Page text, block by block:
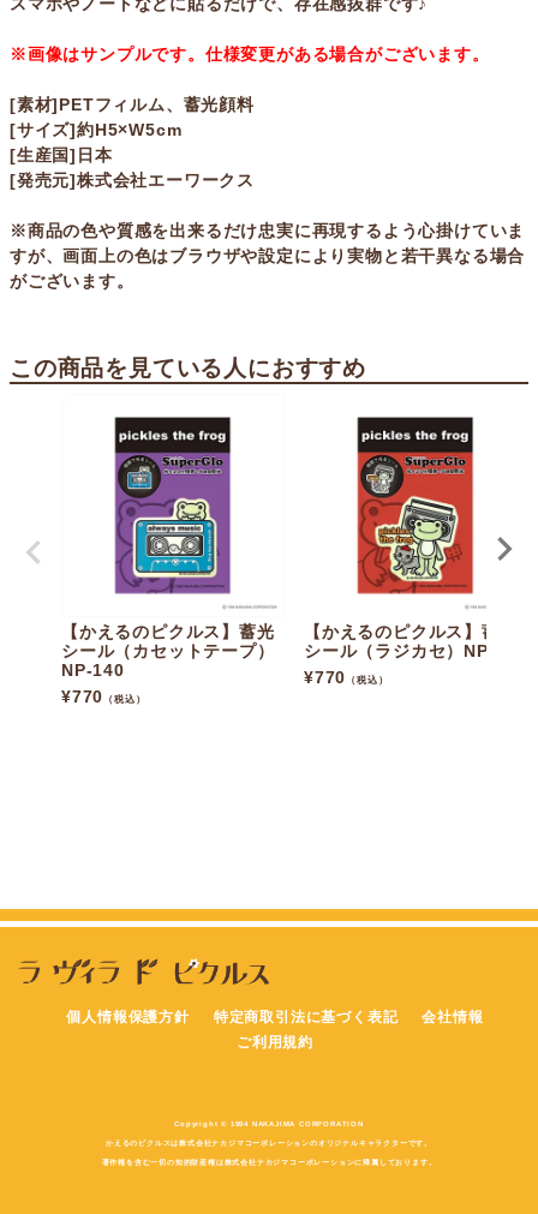
スマホやノートなどに貼るだけで、存在感抜群です♪
※画像はサンプルです。仕様変更がある場合がございます。
[素材]PETフィルム、蓄光顔料
[サイズ]約H5×W5cm
[生産国]日本
[発売元]株式会社エーワークス
※商品の色や質感を出来るだけ忠実に再現するよう心掛けていま
すが、画面上の色はブラウザや設定により実物と若干異なる場合
がございます。
この商品を見ている人におすすめ
【かえるのピクルス】蓄光
シール（カセットテープ）
NP-140
¥770 （税込）
【かえるのピクルス】蓄光
シール（ラジカセ）NP-138
¥770 （税込）
個人情報保護方針 特定商取引法に基づく表記
会社情報
ご利用規約
Copyright © 1994 NAKAJIMA CORPORATION
かえるのピクルスは株式会社ナカジマコーポレーションのオリジナルキャラクターです。
著作権を含む一切の知的財産権は株式会社ナカジマコーポレーションに帰属しております。